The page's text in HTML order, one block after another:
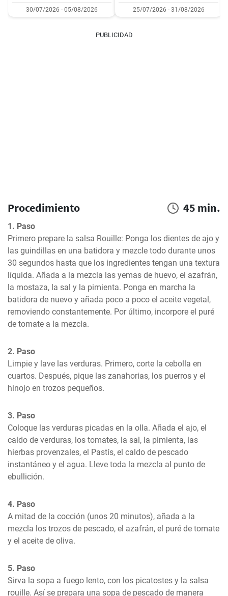
30/07/2026 - 05/08/2026 25/07/2026 - 31/08/2026
PUBLICIDAD
Procedimiento 45 min.
1. Paso
Primero prepare la salsa Rouille: Ponga los dientes de ajo y
las guindillas en una batidora y mezcle todo durante unos
30 segundos hasta que los ingredientes tengan una textura
líquida. Añada a la mezcla las yemas de huevo, el azafrán,
la mostaza, la sal y la pimienta. Ponga en marcha la
batidora de nuevo y añada poco a poco el aceite vegetal,
removiendo constantemente. Por último, incorpore el puré
de tomate a la mezcla.
2. Paso
Limpie y lave las verduras. Primero, corte la cebolla en
cuartos. Después, pique las zanahorias, los puerros y el
hinojo en trozos pequeños.
3. Paso
Coloque las verduras picadas en la olla. Añada el ajo, el
caldo de verduras, los tomates, la sal, la pimienta, las
hierbas provenzales, el Pastís, el caldo de pescado
instantáneo y el agua. Lleve toda la mezcla al punto de
ebullición.
4. Paso
A mitad de la cocción (unos 20 minutos), añada a la
mezcla los trozos de pescado, el azafrán, el puré de tomate
y el aceite de oliva.
5. Paso
Sirva la sopa a fuego lento, con los picatostes y la salsa
rouille. Así se prepara una sopa de pescado de manera